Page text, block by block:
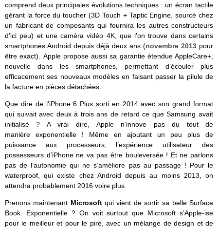
comprend deux principales évolutions techniques : un écran tactile
gérant la force du toucher (3D Touch + Taptic Engine, sourcé chez
un fabricant de composants qui fournira les autres constructeurs
d’ici peu) et une caméra vidéo 4K, que l’on trouve dans certains
smartphones Android depuis déjà deux ans (novembre 2013 pour
être exact). Apple propose aussi sa garantie étendue AppleCare+,
nouvelle dans les smartphones, permettant d’écouler plus
efficacement ses nouveaux modèles en faisant passer la pilule de
la facture en pièces détachées.
Que dire de l’iPhone 6 Plus sorti en 2014 avec son grand format
qui suivait avec deux à trois ans de retard ce que Samsung avait
initialisé ? A vrai dire, Apple n’innove pas du tout de
manière exponentielle ! Même en ajoutant un peu plus de
puissance aux processeurs, l’expérience utilisateur des
possesseurs d’iPhone ne va pas être bouleversée ! Et ne parlons
pas de l’autonomie qui ne s’améliore pas au passage ! Pour le
waterproof, qui existe chez Android depuis au moins 2013, on
attendra probablement 2016 voire plus.
Prenons maintenant Microsoftqui vient de sortir sa belle Surface
Book. Exponentielle ? On voit surtout que Microsoft s’Apple-ise
pour le meilleur et pour le pire, avec un mélange de design et de